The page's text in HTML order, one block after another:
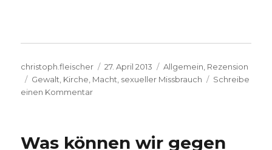
Autor
christoph.fleischer
Veröffentlicht
am
27. April 2013 Kategorien
Allgemein Rezension
Schlagwörter
Gewalt Kirche Macht sexueller Missbrauch
Schreibe
einen Kommentarzu
Rezension
Was können wir gegen